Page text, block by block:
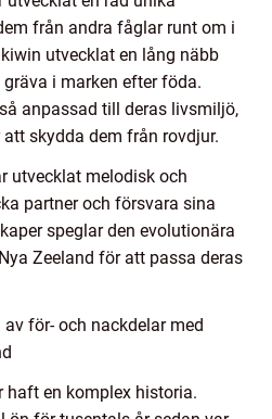
från andra fåglar runt om i
utvecklat en lång näbb
i marken efter föda.
anpassad till deras livsmiljö,
skydda dem från rovdjur.
utvecklat melodisk och
partner och försvara sina
speglar den evolutionära
Zeeland för att passa deras
för- och nackdelar med
haft en komplex historia.